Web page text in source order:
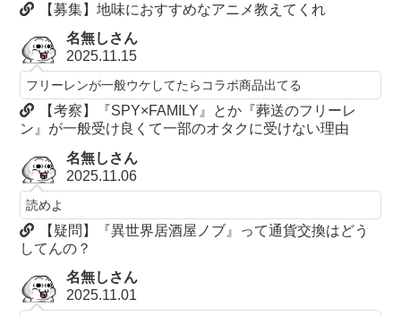
【募集】地味におすすめなアニメ教えてくれ
名無しさん
2025.11.15
フリーレンが一般ウケしてたらコラボ商品出てる
【考察】『SPY×FAMILY』とか『葬送のフリーレ
ン』が一般受け良くて一部のオタクに受けない理由
名無しさん
2025.11.06
読めよ
【疑問】『異世界居酒屋ノブ』って通貨交換はどう
してんの？
名無しさん
2025.11.01